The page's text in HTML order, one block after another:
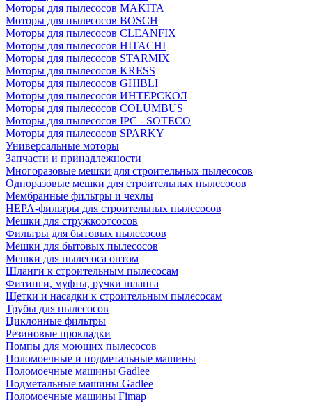
Моторы для пылесосов MAKITA
Моторы для пылесосов BOSCH
Моторы для пылесосов CLEANFIX
Моторы для пылесосов HITACHI
Моторы для пылесосов STARMIX
Моторы для пылесосов KRESS
Моторы для пылесосов GHIBLI
Моторы для пылесосов ИНТЕРСКОЛ
Моторы для пылесосов COLUMBUS
Моторы для пылесосов IPC - SOTECO
Моторы для пылесосов SPARKY
Универсальные моторы
Запчасти и принадлежности
Многоразовые мешки для строительных пылесосов
Одноразовые мешки для строительных пылесосов
Мембранные фильтры и чехлы
HEPA-фильтры для строительных пылесосов
Мешки для стружкоотсосов
Фильтры для бытовых пылесосов
Мешки для бытовых пылесосов
Мешки для пылесоса оптом
Шланги к строительным пылесосам
Фитинги, муфты, ручки шланга
Щетки и насадки к строительным пылесосам
Трубы для пылесосов
Циклонные фильтры
Резиновые прокладки
Помпы для моющих пылесосов
Поломоечные и подметальные машины
Поломоечные машины Gadlee
Подметальные машины Gadlee
Поломоечные машины Fimap